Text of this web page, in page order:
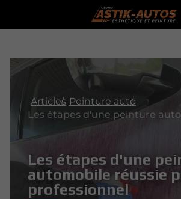
Articles Peinture auto
Les étapes d'une
automobile réussie
professionnel